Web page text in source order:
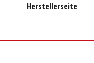
Herstellerseite